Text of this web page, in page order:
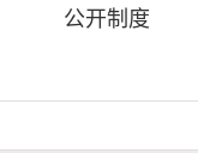
公开制度